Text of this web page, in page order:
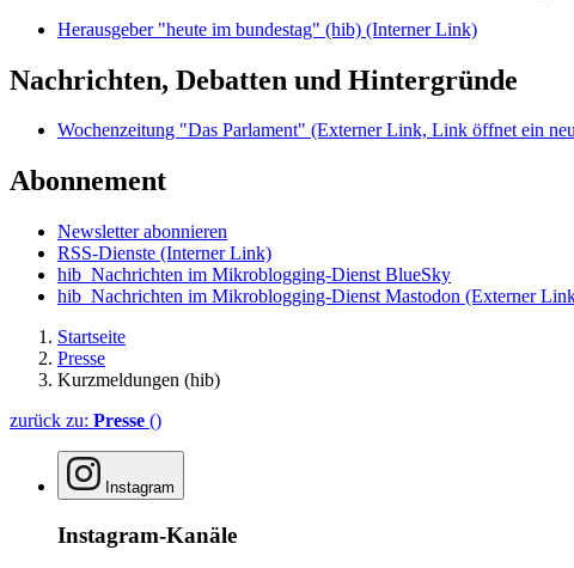
Herausgeber "heute im bundestag" (hib) (Interner Link)
Nachrichten, Debatten und Hintergründe
Wochenzeitung "Das Parlament" (Externer Link, Link öffnet ein
Abonnement
Newsletter abonnieren
RSS-Dienste (Interner Link)
hib_Nachrichten im Mikroblogging-Dienst BlueSky
hib_Nachrichten im Mikroblogging-Dienst Mastodon (Externer
Startseite
Presse
Kurzmeldungen (hib)
zurück zu: Presse ()
Instagram
Instagram-Kanäle